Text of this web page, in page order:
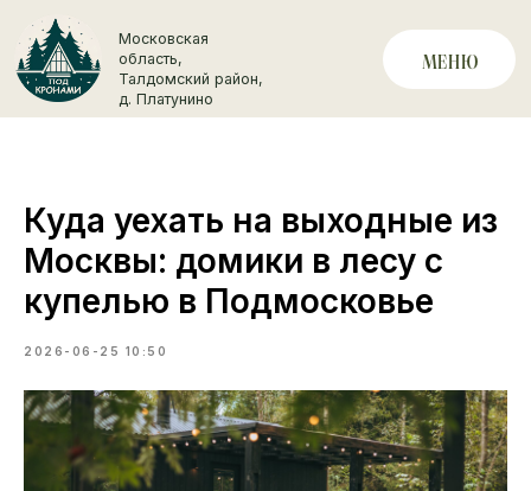
Московская
область,
Талдомский район,
д. Платунино
+7 (929)
МЕНЮ
Куда уехать на выходные из
Москвы: домики в лесу с
купелью в Подмосковье
2026-06-25 10:50